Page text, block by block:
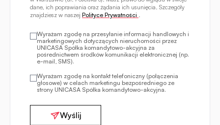
dane, ich poprawiania oraz żądania ich usunięcia. Szczegóły
znajdziesz w naszej Polityce Prywatności .
Wyrażam zgodę na przesyłanie informacji handlowych i
marketingowych dotyczących nieruchomości przez
UNICASA Spółka komandytowo-akcyjna za
pośrednictwem środków komunikacji elektronicznej (np.
e-mail, SMS).
Wyrażam zgodę na kontakt telefoniczny (połączenia
głosowe) w celach marketingu bezpośredniego ze
strony UNICASA Spółka komandytowo-akcyjna.
Wyślij